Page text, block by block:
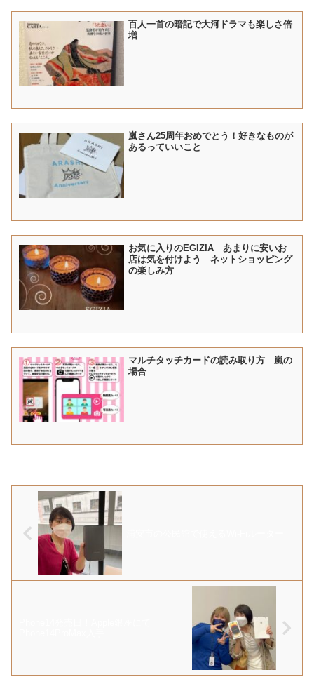
百人一首の暗記で大河ドラマも楽しさ倍
増
嵐さん25周年おめでとう！好きなものが
あるっていいこと
お気に入りのEGIZIA あまりに安いお
店は気を付けよう ネットショッピング
の楽しみ方
マルチタッチカードの読み取り方 嵐の
場合